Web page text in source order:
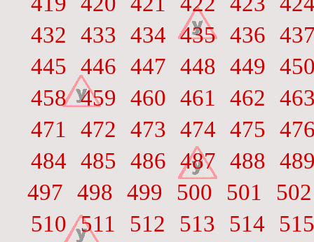
432
433 434 435 436
445 446 447 448 449
458 459 460 461 462
471
472 473 474 475
484 485 486 487 488
497 498 499 500 501
502
510 511 512 513 514
515